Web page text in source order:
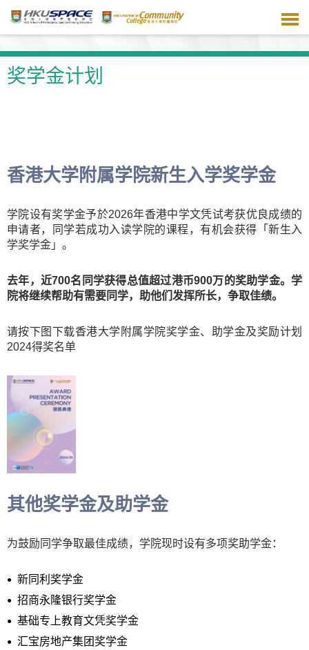
主
容奖学金计划
香港大学附属学院新生入学奖学金
学院设有奖学金予於2026年香港中学文凭试考获优良成绩的
申请者，同学若成功入读学院的课程，有机会获得「新生入
学奖学金」。
去年，近700名同学获得总值超过港币900万的奖助学金。学
院将继续帮助有需要同学，助他们发挥所长，争取佳绩。
请按下图下载香港大学附属学院奖学金、助学金及奖励计划
2024得奖名单
其他奖学金及助学金
为鼓励同学争取最佳成绩，学院现时设有多项奖助学金：
新同利奖学金
招商永隆银行奖学金
基础专上教育文凭奖学金
汇宝房地产集团奖学金